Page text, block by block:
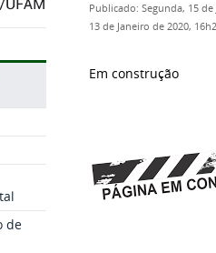
de
Publicado: Segunda, 15
13 de Janeiro de 2020,
Em construção